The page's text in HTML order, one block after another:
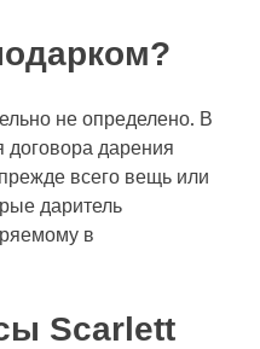
не определено. В
договора дарения
всего вещь или
даритель
в
Scarlett